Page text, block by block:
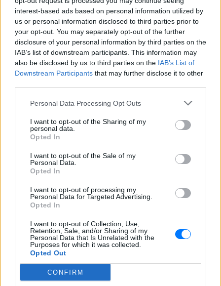
interest-based ads based on personal information utilized by
us or personal information disclosed to third parties prior to
your opt-out. You may separately opt-out of the further
disclosure of your personal information by third parties on the
IAB’s list of downstream participants. This information may
also be disclosed by us to third parties on the IAB’s List of
Downstream Participants that may further disclose it to other
Personal Data Processing Opt Outs
I want to opt-out of the Sharing of my
personal data.
Opted In
I want to opt-out of the Sale of my
Personal Data.
Opted In
I want to opt-out of processing my
Personal Data for Targeted Advertising.
Opted In
I want to opt-out of Collection, Use,
Retention, Sale, and/or Sharing of my
Personal Data that Is Unrelated with the
Purposes for which it was collected.
Opted Out
CONFIRM
Ακολουθήστε το E-Radio.gr στο
Για ακόμη περισσότερανέα, μπείτε στηνροή
ειδήσεωντου E-Daily.gr
Ακολουθήστε το E-Radio.gr και στο Instagram